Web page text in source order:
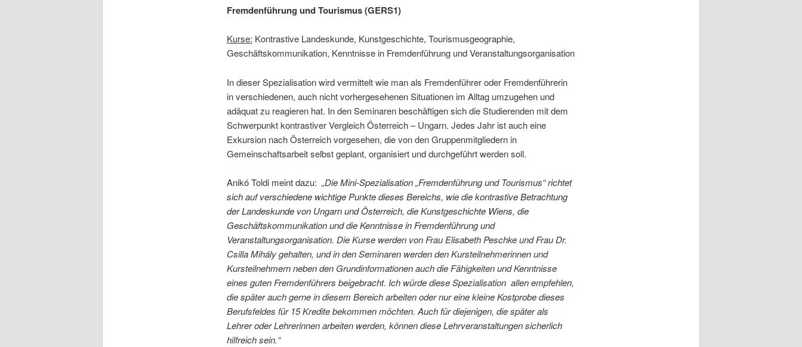
Fremdenführung und Tourismus (GERS1)
Kurse: Kontrastive Landeskunde, Kunstgeschichte, Tourismusgeographie,
Geschäftskommunikation, Kenntnisse in Fremdenführung und Veranstaltungsorganisation
In dieser Spezialisation wird vermittelt wie man als Fremdenführer oder Fremdenführerin
in verschiedenen, auch nicht vorhergesehenen Situationen im Alltag umzugehen und
adäquat zu reagieren hat. In den Seminaren beschäftigen sich die Studierenden mit dem
Schwerpunkt kontrastiver Vergleich Österreich – Ungarn. Jedes Jahr ist auch eine
Exkursion nach Österreich vorgesehen, die von den Gruppenmitgliedern in
Gemeinschaftsarbeit selbst geplant, organisiert und durchgeführt werden soll.
Anikó Toldi meint dazu: „Die Mini-Spezialisation „Fremdenführung und Tourismus“ richtet
sich auf verschiedene wichtige Punkte dieses Bereichs, wie die kontrastive Betrachtung
der Landeskunde von Ungarn und Österreich, die Kunstgeschichte Wiens, die
Geschäftskommunikation und die Kenntnisse in Fremdenführung und
Veranstaltungsorganisation. Die Kurse werden von Frau Elisabeth Peschke und Frau Dr.
Csilla Mihály gehalten, und in den Seminaren werden den Kursteilnehmerinnen und
Kursteilnehmern neben den Grundinformationen auch die Fähigkeiten und Kenntnisse
eines guten Fremdenführers beigebracht. Ich würde diese Spezialisation allen empfehlen,
die später auch gerne in diesem Bereich arbeiten oder nur eine kleine Kostprobe dieses
Berufsfeldes für 15 Kredite bekommen möchten. Auch für diejenigen, die später als
Lehrer oder Lehrerinnen arbeiten werden, können diese Lehrveranstaltungen sicherlich
hilfreich sein.“